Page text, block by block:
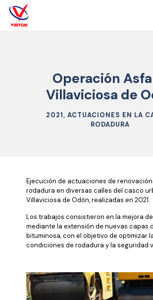
Operación
Villaviciosa de
2021, ACTUACIONES EN LA
RODADURA
Ejecución de actuaciones de
rodadura en diversas calles del casco
Villaviciosa de Odón, realizadas en 2021.
Los trabajos consistieron en la mejora
mediante la extensión de nuevas capas
bituminosa, con el objetivo de optimizar
condiciones de rodadura y la seguridad